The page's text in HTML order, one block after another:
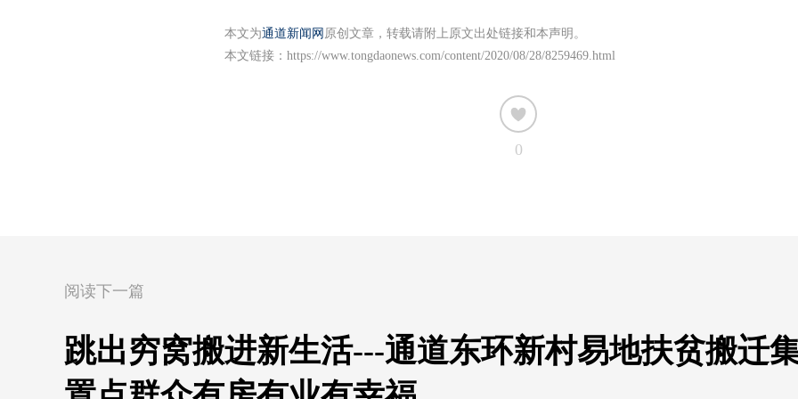
本文为通道新闻网 原创文章，转载请附上原文出处链接和本声明。
本文链接： https://www.tongdaonews.com/content/2020/08/28/8259469.html
0
阅读下一篇
跳出穷窝搬进新生活---通道东环新村易地扶贫搬迁